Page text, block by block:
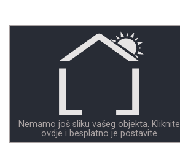
Nemamo još sliku vašeg objekta. Kliknite
ovdje i besplatno je postavite